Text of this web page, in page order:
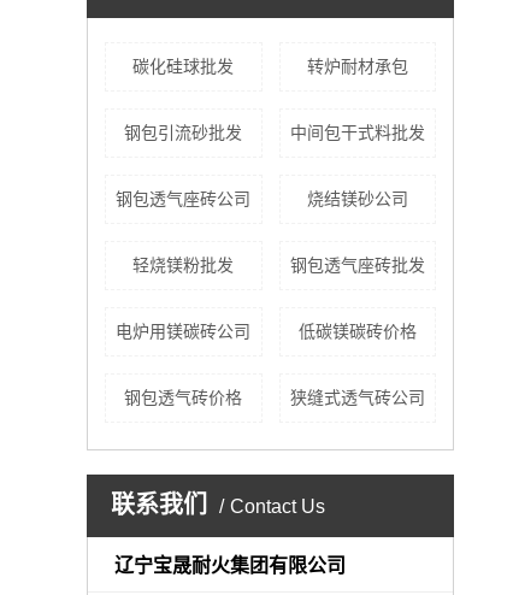
碳化硅球批发 转炉耐材承包
钢包引流砂批发 中间包干式料批发
钢包透气座砖公司 烧结镁砂公司
轻烧镁粉批发 钢包透气座砖批发
电炉用镁碳砖公司 低碳镁碳砖价格
钢包透气砖价格 狭缝式透气砖公司
联系我们 Contact Us
辽宁宝晟耐火集团有限公司